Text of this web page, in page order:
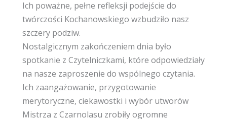
Ich poważne, pełne refleksji podejście do
twórczości Kochanowskiego wzbudziło nasz
szczery podziw.
Nostalgicznym zakończeniem dnia było
spotkanie z Czytelniczkami, które odpowiedziały
na nasze zaproszenie do wspólnego czytania.
Ich zaangażowanie, przygotowanie
merytoryczne, ciekawostki i wybór utworów
Mistrza z Czarnolasu zrobiły ogromne